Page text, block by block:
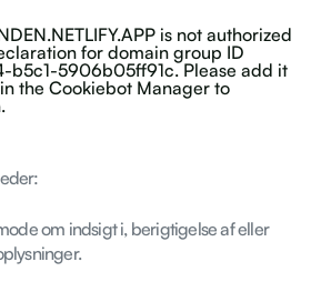
is not authorized
for domain group ID
b5c1-5906b05ff91c. Please add it
the Cookiebot Manager to
om indsigt i, berigtigelse af eller